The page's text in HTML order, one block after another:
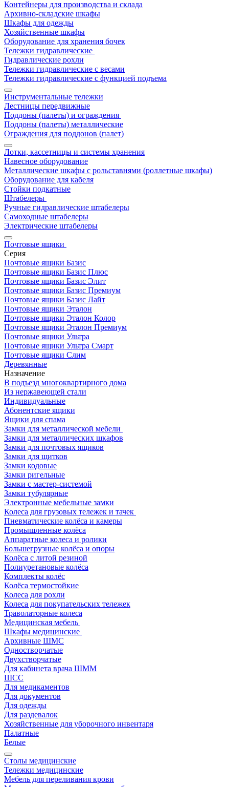
Контейнеры для производства и склада
Архивно-складские шкафы
Шкафы для одежды
Хозяйственные шкафы
Оборудование для хранения бочек
Тележки гидравлические
Гидравлические рохли
Тележки гидравлические с весами
Тележки гидравлические с функцией подъема
Инструментальные тележки
Лестницы передвижные
Поддоны (палеты) и ограждения
Поддоны (палеты) металлические
Ограждения для поддонов (палет)
Лотки, кассетницы и системы хранения
Навесное оборудование
Металлические шкафы с рольставнями (роллетные шкафы)
Оборудование для кабеля
Стойки подкатные
Штабелеры
Ручные гидравлические штабелеры
Самоходные штабелеры
Электрические штабелеры
Почтовые ящики
Серия
Почтовые ящики Базис
Почтовые ящики Базис Плюс
Почтовые ящики Базис Элит
Почтовые ящики Базис Премиум
Почтовые ящики Базис Лайт
Почтовые ящики Эталон
Почтовые ящики Эталон Колор
Почтовые ящики Эталон Премиум
Почтовые ящики Ультра
Почтовые ящики Ультра Смарт
Почтовые ящики Слим
Деревянные
Назначение
В подъезд многоквартирного дома
Из нержавеющей стали
Индивидуальные
Абонентские ящики
Ящики для спама
Замки для металлической мебели
Замки для металлических шкафов
Замки для почтовых ящиков
Замки для щитков
Замки кодовые
Замки ригельные
Замки с мастер-системой
Замки тубулярные
Электронные мебельные замки
Колеса для грузовых тележек и тачек
Пневматические колёса и камеры
Промышленные колёса
Аппаратные колеса и ролики
Большегрузные колёса и опоры
Колёса с литой резиной
Полиуретановые колёса
Комплекты колёс
Колёса термостойкие
Колеса для рохли
Колеса для покупательских тележек
Траволаторные колеса
Медицинская мебель
Шкафы медицинские
Архивные ШМС
Одностворчатые
Двухстворчатые
Для кабинета врача ШММ
ШСС
Для медикаментов
Для документов
Для одежды
Для раздевалок
Хозяйственные для уборочного инвентаря
Палатные
Белые
Столы медицинские
Тележки медицинские
Мебель для переливания крови